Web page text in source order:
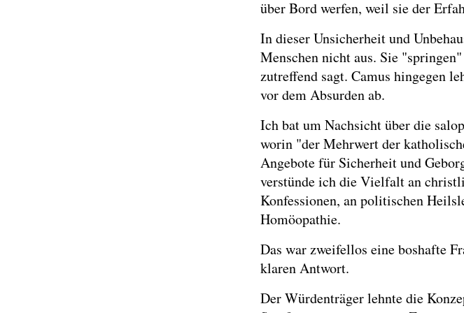
über Bord werfen, weil sie der
In dieser Unsicherheit und
Menschen nicht aus. Sie
zutreffend sagt. Camus hingegen
vor dem Absurden ab.
Ich bat um Nachsicht über die
worin "der Mehrwert der
Angebote für Sicherheit und
verstünde ich die Vielfalt an
Konfessionen, an politischen
Homöopathie.
Das war zweifellos eine boshafte
klaren Antwort.
Der Würdenträger lehnte die